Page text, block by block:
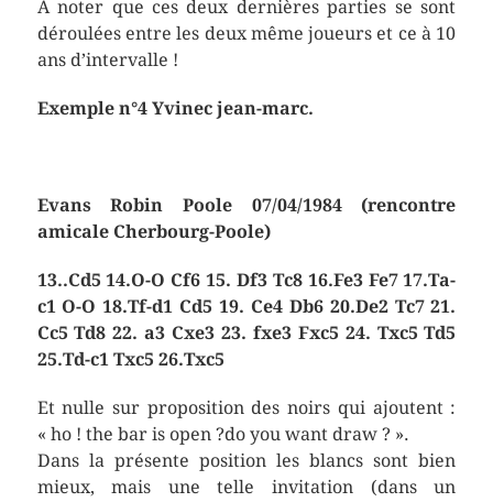
A noter que ces deux dernières parties se sont
déroulées entre les deux même joueurs et ce à 10
ans d’intervalle !
Exemple n°4 Yvinec jean-marc.
Evans Robin Poole 07/04/1984 (rencontre
amicale Cherbourg-Poole)
13..Cd5 14.O-O Cf6 15. Df3 Tc8 16.Fe3 Fe7 17.Ta-
c1 O-O 18.Tf-d1 Cd5 19. Ce4 Db6 20.De2 Tc7 21.
Cc5 Td8 22. a3 Cxe3 23. fxe3 Fxc5 24. Txc5 Td5
25.Td-c1 Txc5 26.Txc5
Et nulle sur proposition des noirs qui ajoutent :
« ho ! the bar is open ?do you want draw ? ».
Dans la présente position les blancs sont bien
mieux, mais une telle invitation (dans un